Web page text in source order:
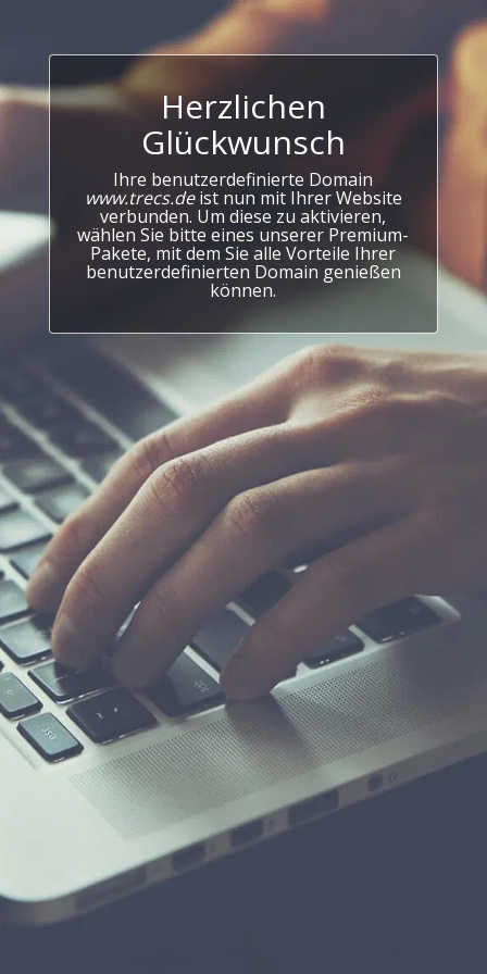
Herzlichen
Glückwunsch
Ihre benutzerdefinierte Domain
www.trecs.deist nun mit Ihrer Website
verbunden. Um diese zu aktivieren,
wählen Sie bitte eines unserer Premium-
Pakete, mit dem Sie alle Vorteile Ihrer
benutzerdefinierten Domain genießen
können.